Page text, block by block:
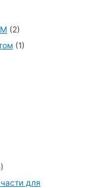
(2)
(1)
для